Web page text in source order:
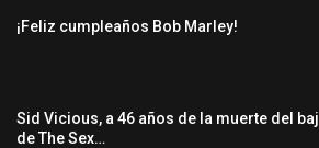
¡Feliz cumpleaños Bob Marley!
Sid Vicious, a 46 años de la muerte del
de The Sex…